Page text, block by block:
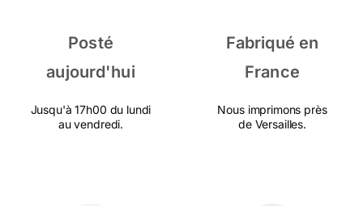
Posté
aujourd'hui
Jusqu'à 17h00 du lundi
au vendredi.
Fabriqué en
France
Nous imprimons près
de Versailles.